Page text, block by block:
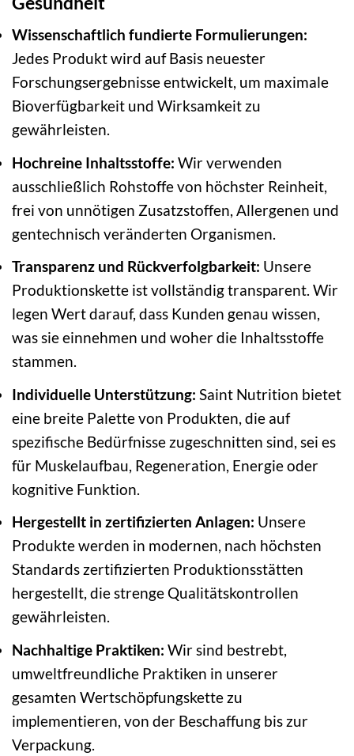
Wissenschaftlich fundierte Formulierungen:
Jedes Produkt wird auf Basis neuester
Forschungsergebnisse entwickelt, um maximale
Bioverfügbarkeit und Wirksamkeit zu
gewährleisten.
Hochreine Inhaltsstoffe: Wir verwenden
ausschließlich Rohstoffe von höchster Reinheit,
frei von unnötigen Zusatzstoffen, Allergenen und
gentechnisch veränderten Organismen.
Transparenz und Rückverfolgbarkeit: Unsere
Produktionskette ist vollständig transparent. Wir
legen Wert darauf, dass Kunden genau wissen,
was sie einnehmen und woher die Inhaltsstoffe
stammen.
Individuelle Unterstützung: Saint Nutrition bietet
eine breite Palette von Produkten, die auf
spezifische Bedürfnisse zugeschnitten sind, sei es
für Muskelaufbau, Regeneration, Energie oder
kognitive Funktion.
Hergestellt in zertifizierten Anlagen: Unsere
Produkte werden in modernen, nach höchsten
Standards zertifizierten Produktionsstätten
hergestellt, die strenge Qualitätskontrollen
gewährleisten.
Nachhaltige Praktiken: Wir sind bestrebt,
umweltfreundliche Praktiken in unserer
gesamten Wertschöpfungskette zu
implementieren, von der Beschaffung bis zur
Verpackung.